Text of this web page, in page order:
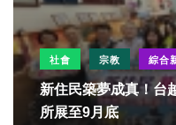
社會 宗教 綜合
新住民築夢成真！台
所展至9月底